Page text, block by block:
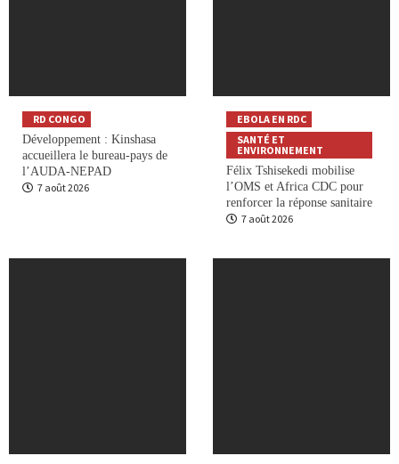
RD CONGO
Développement : Kinshasa
accueillera le bureau-pays de
l’AUDA-NEPAD
7 août 2026
EBOLA EN RDC
SANTÉ ET
ENVIRONNEMENT
Félix Tshisekedi mobilise
l’OMS et Africa CDC pour
renforcer la réponse sanitaire
7 août 2026